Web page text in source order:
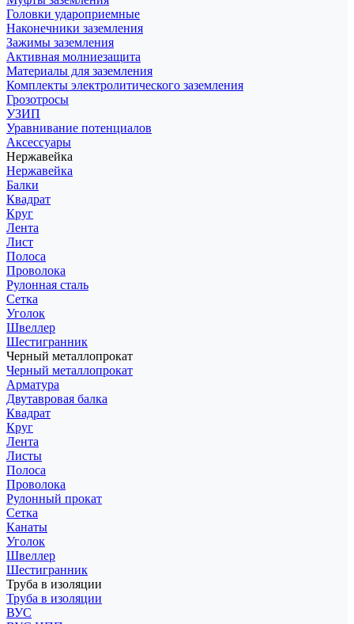
Головки удароприемные
Наконечники заземления
Зажимы заземления
Активная молниезащита
Материалы для заземления
Комплекты электролитического заземления
Грозотросы
УЗИП
Уравнивание потенциалов
Аксессуары
Нержавейка
Нержавейка
Балки
Квадрат
Круг
Лента
Лист
Полоса
Проволока
Рулонная сталь
Сетка
Уголок
Швеллер
Шестигранник
Черный металлопрокат
Черный металлопрокат
Арматура
Двутавровая балка
Квадрат
Круг
Лента
Листы
Полоса
Проволока
Рулонный прокат
Сетка
Канаты
Уголок
Швеллер
Шестигранник
Труба в изоляции
Труба в изоляции
ВУС